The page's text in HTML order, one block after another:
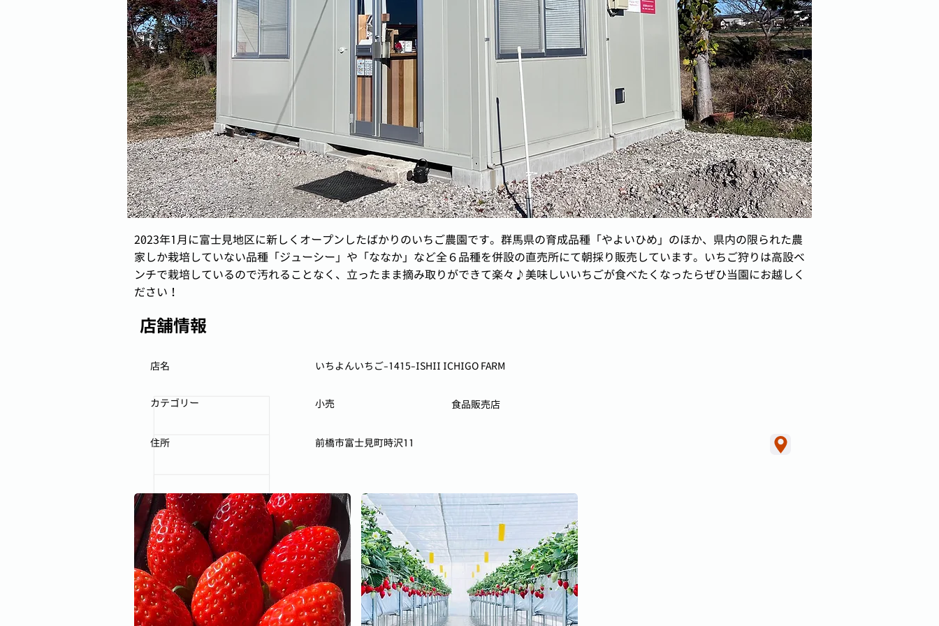
2023年1月に富士見地区に新しくオープンしたばかりのいちご農園です。群馬県の育成品種「やよいひめ」のほか、県内の限られた農
家しか栽培していない品種「ジューシー」や「ななか」など全６品種を併設の直売所にて朝採り販売しています。いちご狩りは高設ベ
ンチで栽培しているので汚れることなく、立ったまま摘み取りができて楽々♪美味しいいちごが食べたくなったらぜひ当園にお越しく
ださい！
店舗情報
いちよんいちご-1415-ISHII ICHIGO FARM
店名
小売
カテゴリー 食品販売店
前橋市富士見町時沢11
住所